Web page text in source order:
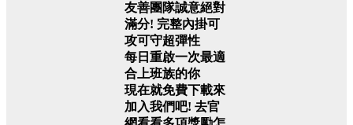
友善團隊誠意絕對
滿分! 完整內掛可
攻可守超彈性
每日重啟一次最適
合上班族的你
現在就免費下載來
加入我們吧! 去官